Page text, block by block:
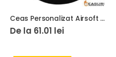
Ceas Personalizat Airsoft Militar
De la 61.01 lei